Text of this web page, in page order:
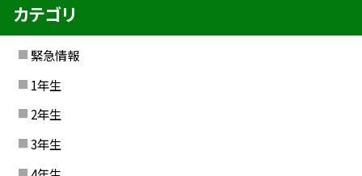
カテゴリ
緊急情報
1年生
2年生
3年生